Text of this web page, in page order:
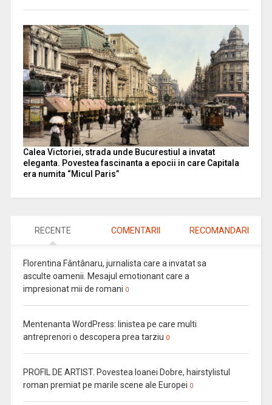
Calea Victoriei, strada unde Bucurestiul a invatat
eleganta. Povestea fascinanta a epocii in care Capitala
era numita “Micul Paris”
RECENTE COMENTARII RECOMANDARI
Florentina Fântânaru, jurnalista care a invatat sa
asculte oamenii. Mesajul emotionant care a
impresionat mii de romani 0
Mentenanta WordPress: linistea pe care multi
antreprenori o descopera prea tarziu 0
PROFIL DE ARTIST. Povestea Ioanei Dobre, hairstylistul
roman premiat pe marile scene ale Europei 0